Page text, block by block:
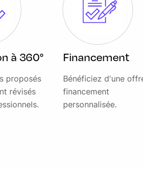
à 360°
proposés
révisés
Financement
Bénéficiez d'une
financement
personnalisée.